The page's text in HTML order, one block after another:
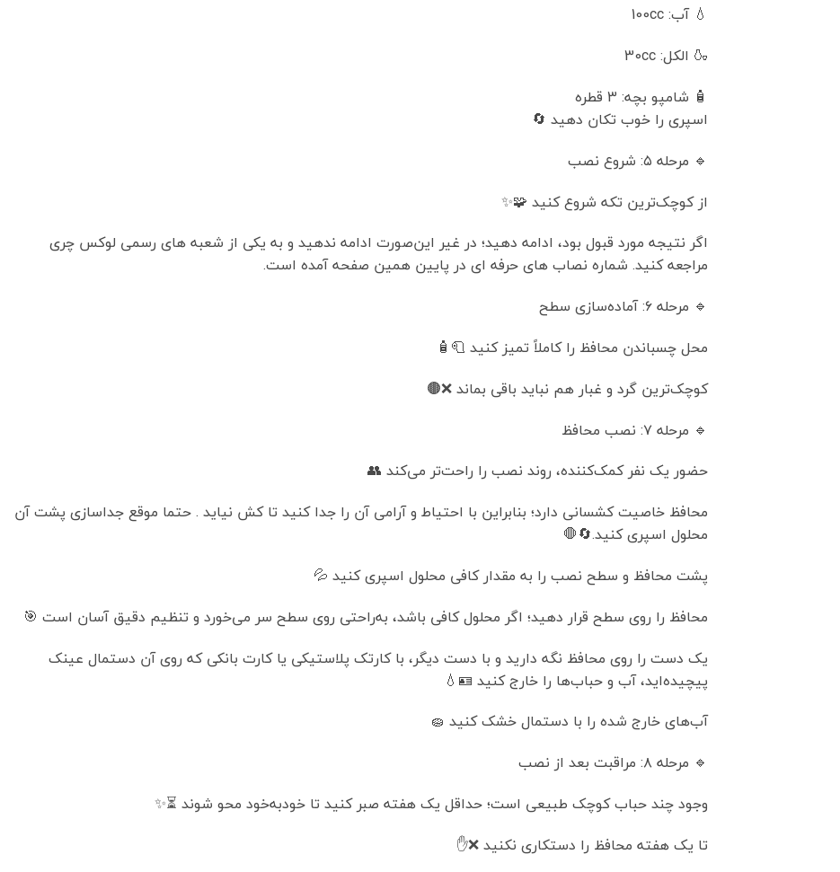
💧 آب: 100cc
🍶 الکل: 30cc
🧴 شامپو بچه: 3 قطره
اسپری را خوب تکان دهید 🔄
🔹 مرحله ۵: شروع نصب
از کوچک‌ترین تکه شروع کنید 🧩✨
اگر نتیجه مورد قبول بود، ادامه دهید؛ در غیر این‌صورت ادامه ندهید و به یکی از شعبه های رسمی لوکس چری
مراجعه کنید. شماره نصاب های حرفه ای در پایین همین صفحه آمده است.
🔹 مرحله ۶: آماده‌سازی سطح
محل چسباندن محافظ را کاملاً تمیز کنید 🧻🧴
کوچک‌ترین گرد و غبار هم نباید باقی بماند ❌🟤
🔹 مرحله ۷: نصب محافظ
حضور یک نفر کمک‌کننده، روند نصب را راحت‌تر می‌کند 👥
محافظ خاصیت کشسانی دارد؛ بنابراین با احتیاط و آرامی آن را جدا کنید تا کش نیاید . حتما موقع جداسازی پشت آن
محلول اسپری کنید.🔄🛑
پشت محافظ و سطح نصب را به مقدار کافی محلول اسپری کنید 💦
محافظ را روی سطح قرار دهید؛ اگر محلول کافی باشد، به‌راحتی روی سطح سر می‌خورد و تنظیم دقیق آسان است 🎯
یک دست را روی محافظ نگه دارید و با دست دیگر، با کارتک پلاستیکی یا کارت بانکی که روی آن دستمال عینک
پیچیده‌اید، آب و حباب‌ها را خارج کنید 🪪💧
آب‌های خارج شده را با دستمال خشک کنید 🧽
🔹 مرحله ۸: مراقبت بعد از نصب
وجود چند حباب کوچک طبیعی است؛ حداقل یک هفته صبر کنید تا خودبه‌خود محو شوند ⏳✨
تا یک هفته محافظ را دستکاری نکنید ❌✋